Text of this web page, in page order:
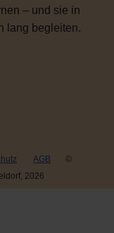
– und sie in
lang begleiten.
AGB
©
2026